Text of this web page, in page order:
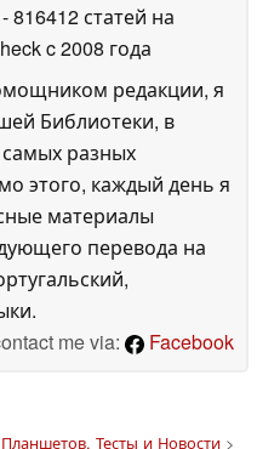
- 816412 статей на
c 2008 года
редакции, я
Библиотеки, в
разных
этого, каждый день я
материалы
перевода на
me via:
Facebook
Тесты и Новости>